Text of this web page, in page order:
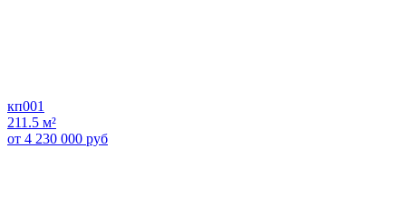
кп001
211.5 м²
от 4 230 000 руб